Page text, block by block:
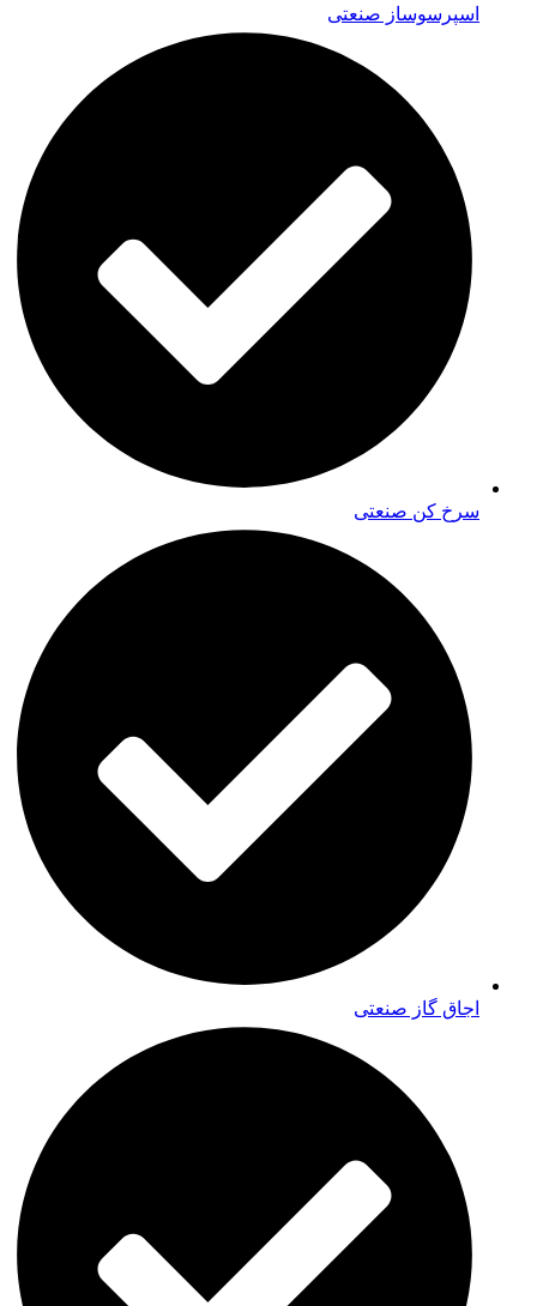
اسپرسوساز صنعتی
سرخ کن صنعتی
اجاق گاز صنعتی